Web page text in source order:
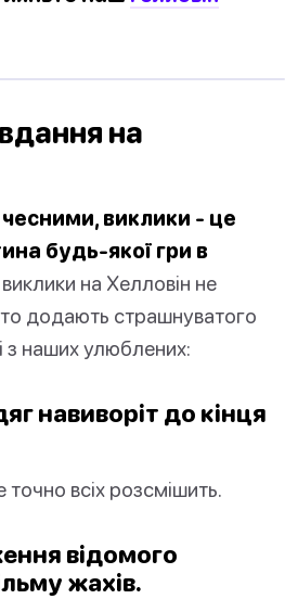
на
виклики - це
будь-якої гри в
виклики на Хелловін не
додають страшнуватого
з наших улюблених:
навиворіт до кінця
всіх розсмішить.
відомого
жахів.